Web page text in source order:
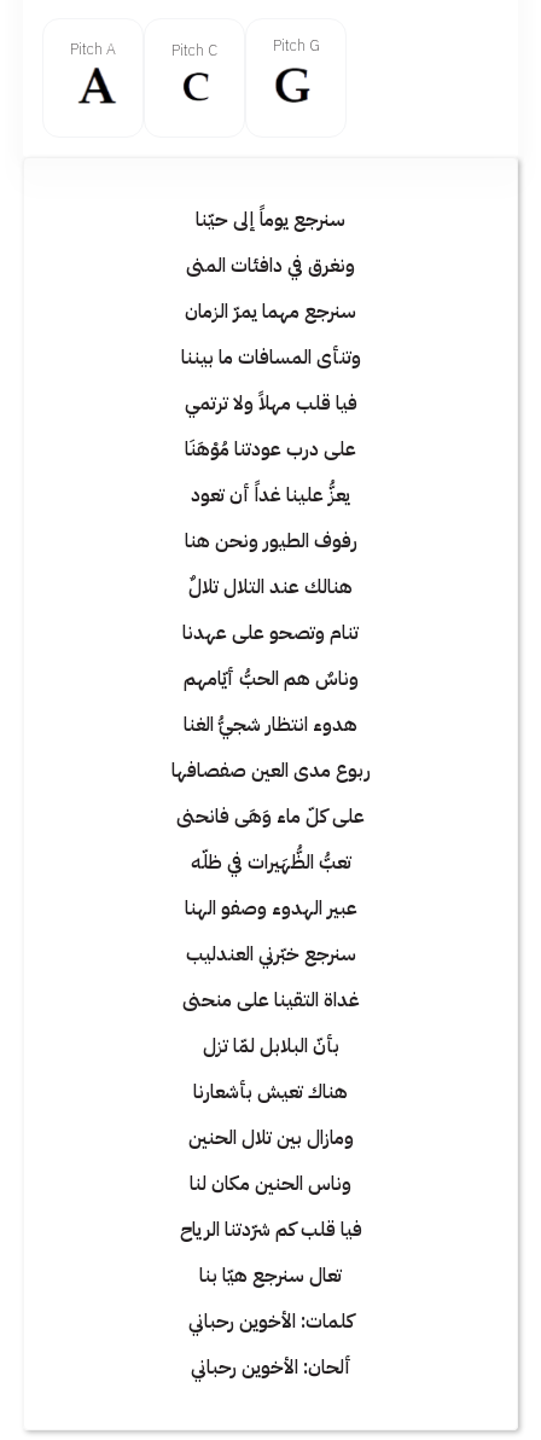
Pitch A Pitch C Pitch G
سنرجع يوماً إلى حيّنا
ونغرق في دافئات المنى
سنرجع مهما يمرّ الزمان
وتنأى المسافات ما بيننا
فيا قلب مهلاً ولا ترتمي
على درب عودتنا مُوْهَنَا
يعزُّ علينا غداً أن تعود
رفوف الطيور ونحن هنا
هنالك عند التلال تلالٌ
تنام وتصحو على عهدنا
وناسٌ هم الحبُّ أيّامهم
هدوء انتظار شجيُّ الغنا
ربوع مدى العين صفصافها
على كلّ ماء وَهَى فانحنى
تعبُّ الظُّهَيرات في ظلّه
عبير الهدوء وصفو الهنا
سنرجع خبّرني العندليب
غداة التقينا على منحنى
بأنّ البلابل لمّا تزل
هناك تعيش بأشعارنا
ومازال بين تلال الحنين
وناس الحنين مكان لنا
فيا قلب كم شرّدتنا الرياح
تعال سنرجع هيّا بنا
كلمات: الأخوين رحباني
ألحان: الأخوين رحباني